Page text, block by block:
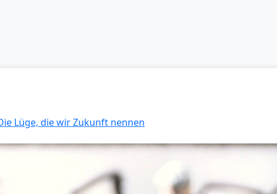
Lüge, die wir Zukunft nennen